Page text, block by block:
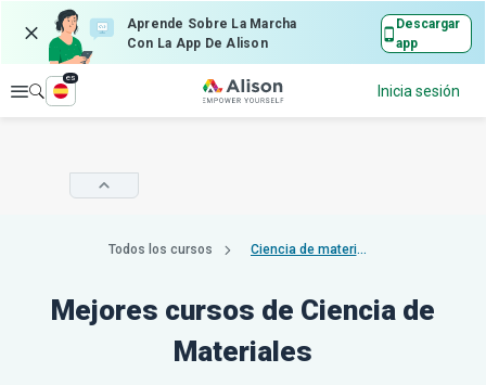
Aprende Sobre La Marcha
Con La App De Alison
Descargar
app
Explorar
es
Inicia sesión
Todos los cursos Ciencia de materiales
Mejores cursos de Ciencia de
Materiales